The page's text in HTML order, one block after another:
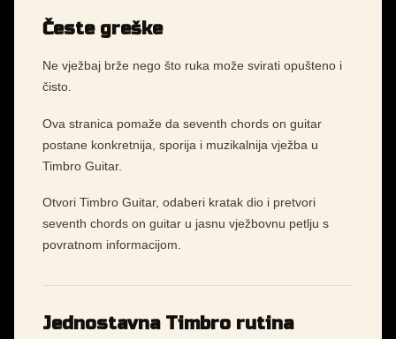
Česte greške
Ne vježbaj brže nego što ruka može svirati opušteno i
čisto.
Ova stranica pomaže da seventh chords on guitar
postane konkretnija, sporija i muzikalnija vježba u
Timbro Guitar.
Otvori Timbro Guitar, odaberi kratak dio i pretvori
seventh chords on guitar u jasnu vježbovnu petlju s
povratnom informacijom.
Jednostavna Timbro rutina